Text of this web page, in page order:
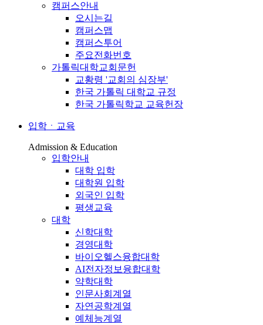
캠퍼스안내
오시는길
캠퍼스맵
캠퍼스투어
주요전화번호
가톨릭대학교회문헌
교황령 '교회의 심장부'
한국 가톨릭 대학교 규정
한국 가톨릭학교 교육헌장
입학ㆍ교육
Admission & Education
입학안내
대학 입학
대학원 입학
외국인 입학
평생교육
대학
신학대학
경영대학
바이오헬스융합대학
AI전자정보융합대학
약학대학
인문사회계열
자연공학계열
예체능계열